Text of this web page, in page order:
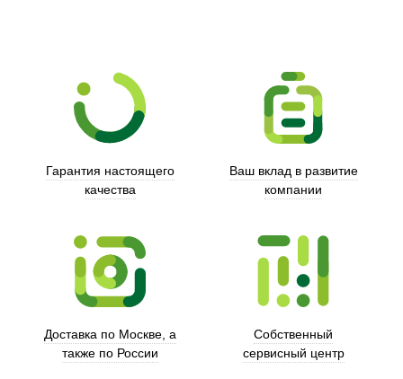
Гарантия настоящего
качества
Ваш вклад в развитие
компании
Доставка по Москве, а
также по России
Собственный
сервисный центр